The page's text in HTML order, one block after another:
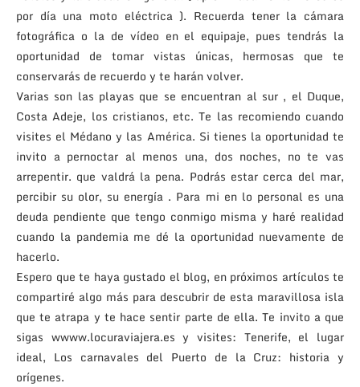
por día una moto eléctrica ). Recuerda tener la cámara
fotográfica o la de vídeo en el equipaje, pues tendrás la
oportunidad de tomar vistas únicas, hermosas que te
conservarás de recuerdo y te harán volver.
Varias son las playas que se encuentran al sur , el Duque,
Costa Adeje, los cristianos, etc. Te las recomiendo cuando
visites el Médano y las América. Si tienes la oportunidad te
invito a pernoctar al menos una, dos noches, no te vas
arrepentir. que valdrá la pena. Podrás estar cerca del mar,
percibir su olor, su energía . Para mi en lo personal es una
deuda pendiente que tengo conmigo misma y haré realidad
cuando la pandemia me dé la oportunidad nuevamente de
hacerlo.
Espero que te haya gustado el blog, en próximos artículos te
compartiré algo más para descubrir de esta maravillosa isla
que te atrapa y te hace sentir parte de ella. Te invito a que
sigas wwww.locuraviajera.es y visites: Tenerife, el lugar
ideal, Los carnavales del Puerto de la Cruz: historia y
orígenes.